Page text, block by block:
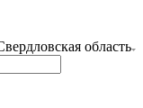
область